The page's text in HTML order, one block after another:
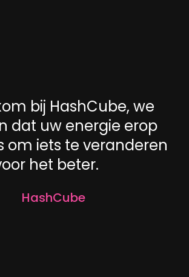
bij HashCube, we
dat uw energie erop
om iets te veranderen
het beter.
HashCube